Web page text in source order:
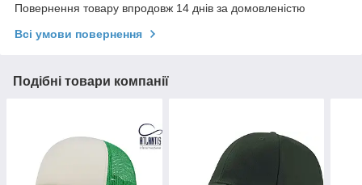
Повернення товару впродовж 14 днів за домовленістю
Всі умови повернення
Подібні товари компанії